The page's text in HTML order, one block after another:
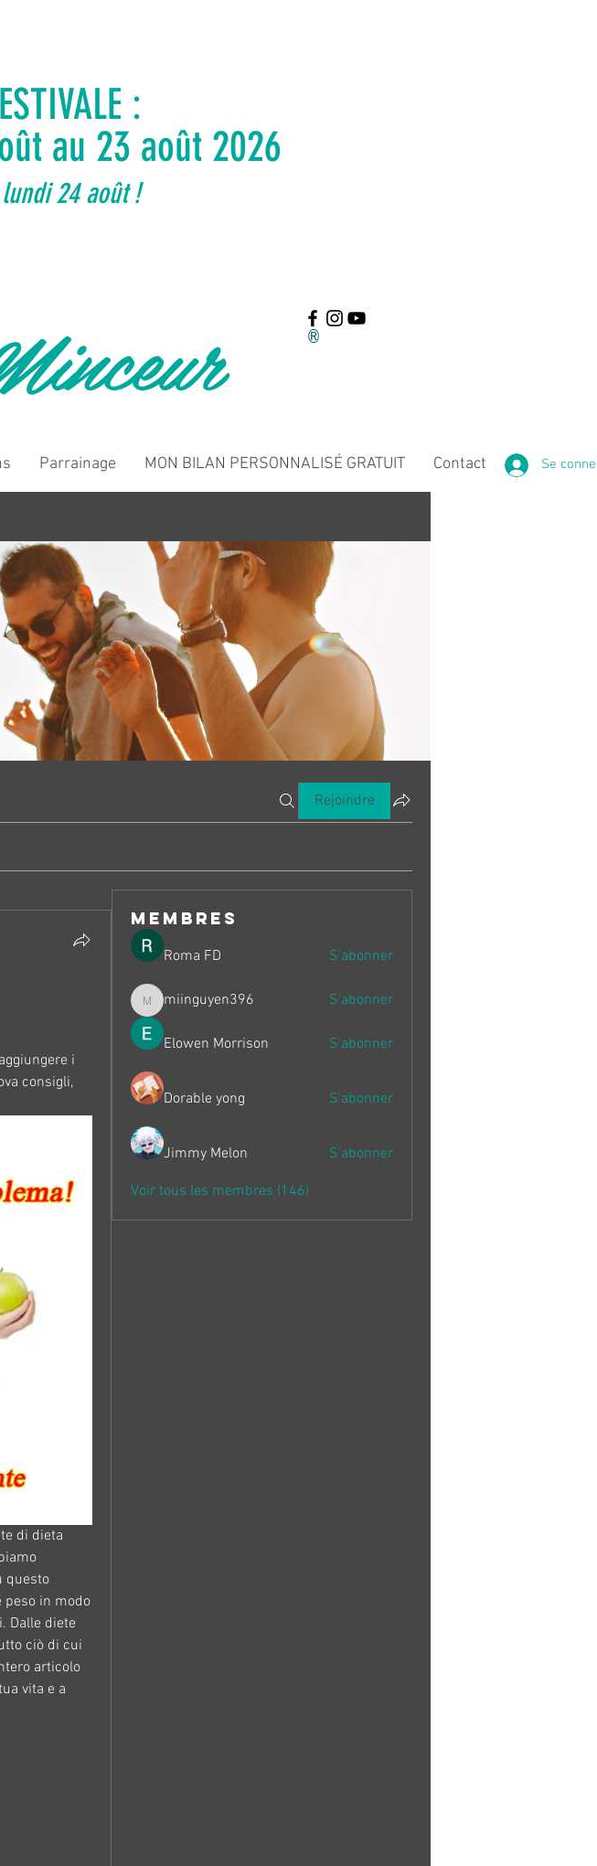
:
au 23 août 2026
24 août !
®
Parrainage MON BILAN PERSONNALISÉ GRATUIT Contact Se
Rejoindre
i
consigli,
di dieta
questo
peso in modo
Dalle diete
ciò di cui
articolo
vita e a
membres
Roma FD S'abonner
miinguyen396
miinguyen396 S'abonner
Elowen Morrison S'abonner
Dorable yong S'abonner
Jimmy Melon S'abonner
Voir tous les membres (146)